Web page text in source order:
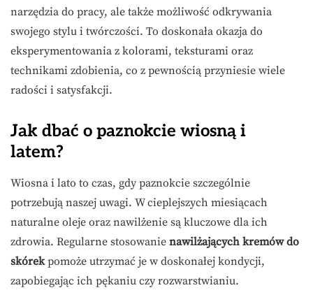
narzędzia do pracy, ale także możliwość odkrywania
swojego stylu i twórczości. To doskonała okazja do
eksperymentowania z kolorami, teksturami oraz
technikami zdobienia, co z pewnością przyniesie wiele
radości i satysfakcji.
Jak dbać o paznokcie wiosną i
latem?
Wiosna i lato to czas, gdy paznokcie szczególnie
potrzebują naszej uwagi. W cieplejszych miesiącach
naturalne oleje oraz nawilżenie są kluczowe dla ich
zdrowia. Regularne stosowanie nawilżających kremów do
skórekpomoże utrzymać je w doskonałej kondycji,
zapobiegając ich pękaniu czy rozwarstwianiu.